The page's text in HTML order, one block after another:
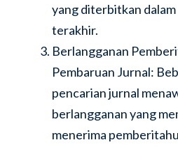
yang diterbitkan
terakhir.
Berlangganan
Pembaruan Jurnal:
pencarian jurnal
berlangganan yang
menerima